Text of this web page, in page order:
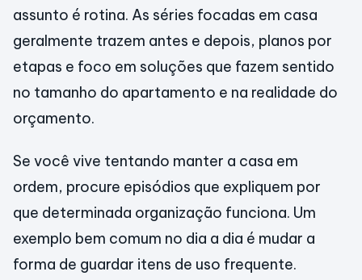
assunto é rotina. As séries focadas em casa
geralmente trazem antes e depois, planos por
etapas e foco em soluções que fazem sentido
no tamanho do apartamento e na realidade do
orçamento.
Se você vive tentando manter a casa em
ordem, procure episódios que expliquem por
que determinada organização funciona. Um
exemplo bem comum no dia a dia é mudar a
forma de guardar itens de uso frequente.